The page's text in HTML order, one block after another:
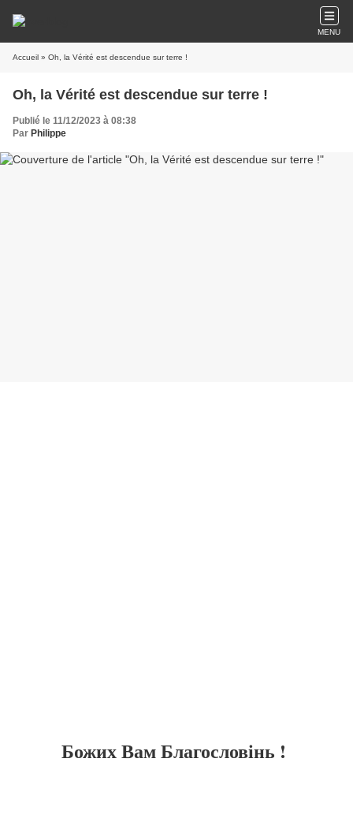
MENU
Accueil » Oh, la Vérité est descendue sur terre !
Oh, la Vérité est descendue sur terre !
Publié le 11/12/2023 à 08:38
Par Philippe
Божих Вам Благословінь !